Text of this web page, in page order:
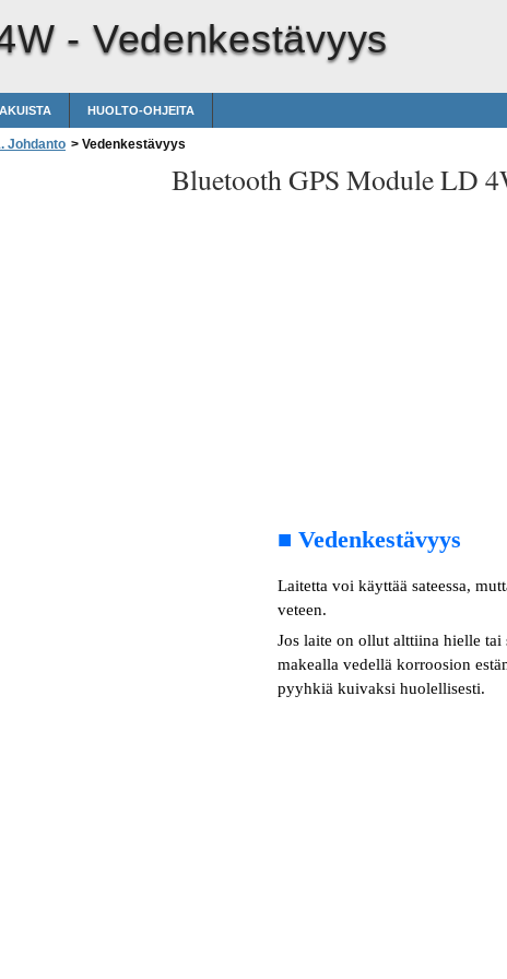
-Vedenkestävyys
HUOLTO-OHJEITA
Johdanto > Vedenkestävyys
Bluetooth GPS Module LD
■ Vedenkestävyys
Laitetta voi käyttää sateessa,
veteen.
Jos laite on ollut alttiina hielle
makealla vedellä korroosion
pyyhkiä kuivaksi huolellisesti.